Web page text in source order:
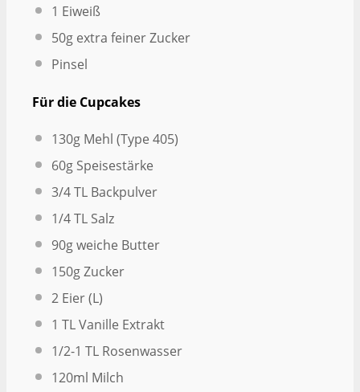
1 Eiweiß
50g extra feiner Zucker
Pinsel
Für die Cupcakes
130g Mehl (Type 405)
60g Speisestärke
3/4TL Backpulver
1/4TL Salz
90gweiche Butter
150gZucker
2 Eier (L)
1 TL Vanille Extrakt
1/2-1 TL Rosenwasser
120ml Milch